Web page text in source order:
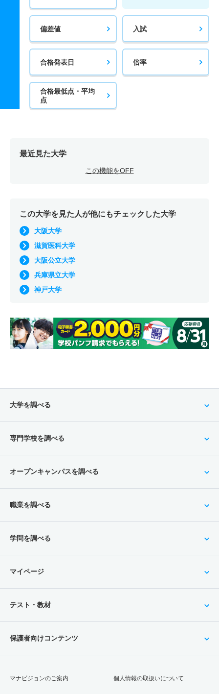
偏差値 入試
合格発表日 倍率
合格最低点・平均
点
最近見た大学
この機能をOFF
この大学を見た人が他にもチェックした大学
大阪大学
滋賀医科大学
大阪公立大学
兵庫県立大学
神戸大学
大学を調べる
専門学校を調べる
オープンキャンパスを調べる
職業を調べる
学問を調べる
マイページ
テスト・教材
保護者向けコンテンツ
マナビジョンのご案内 個人情報の取扱いについて